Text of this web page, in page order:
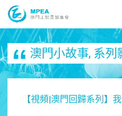
澳門小故事, 系列
【視頻|澳門回歸系列】